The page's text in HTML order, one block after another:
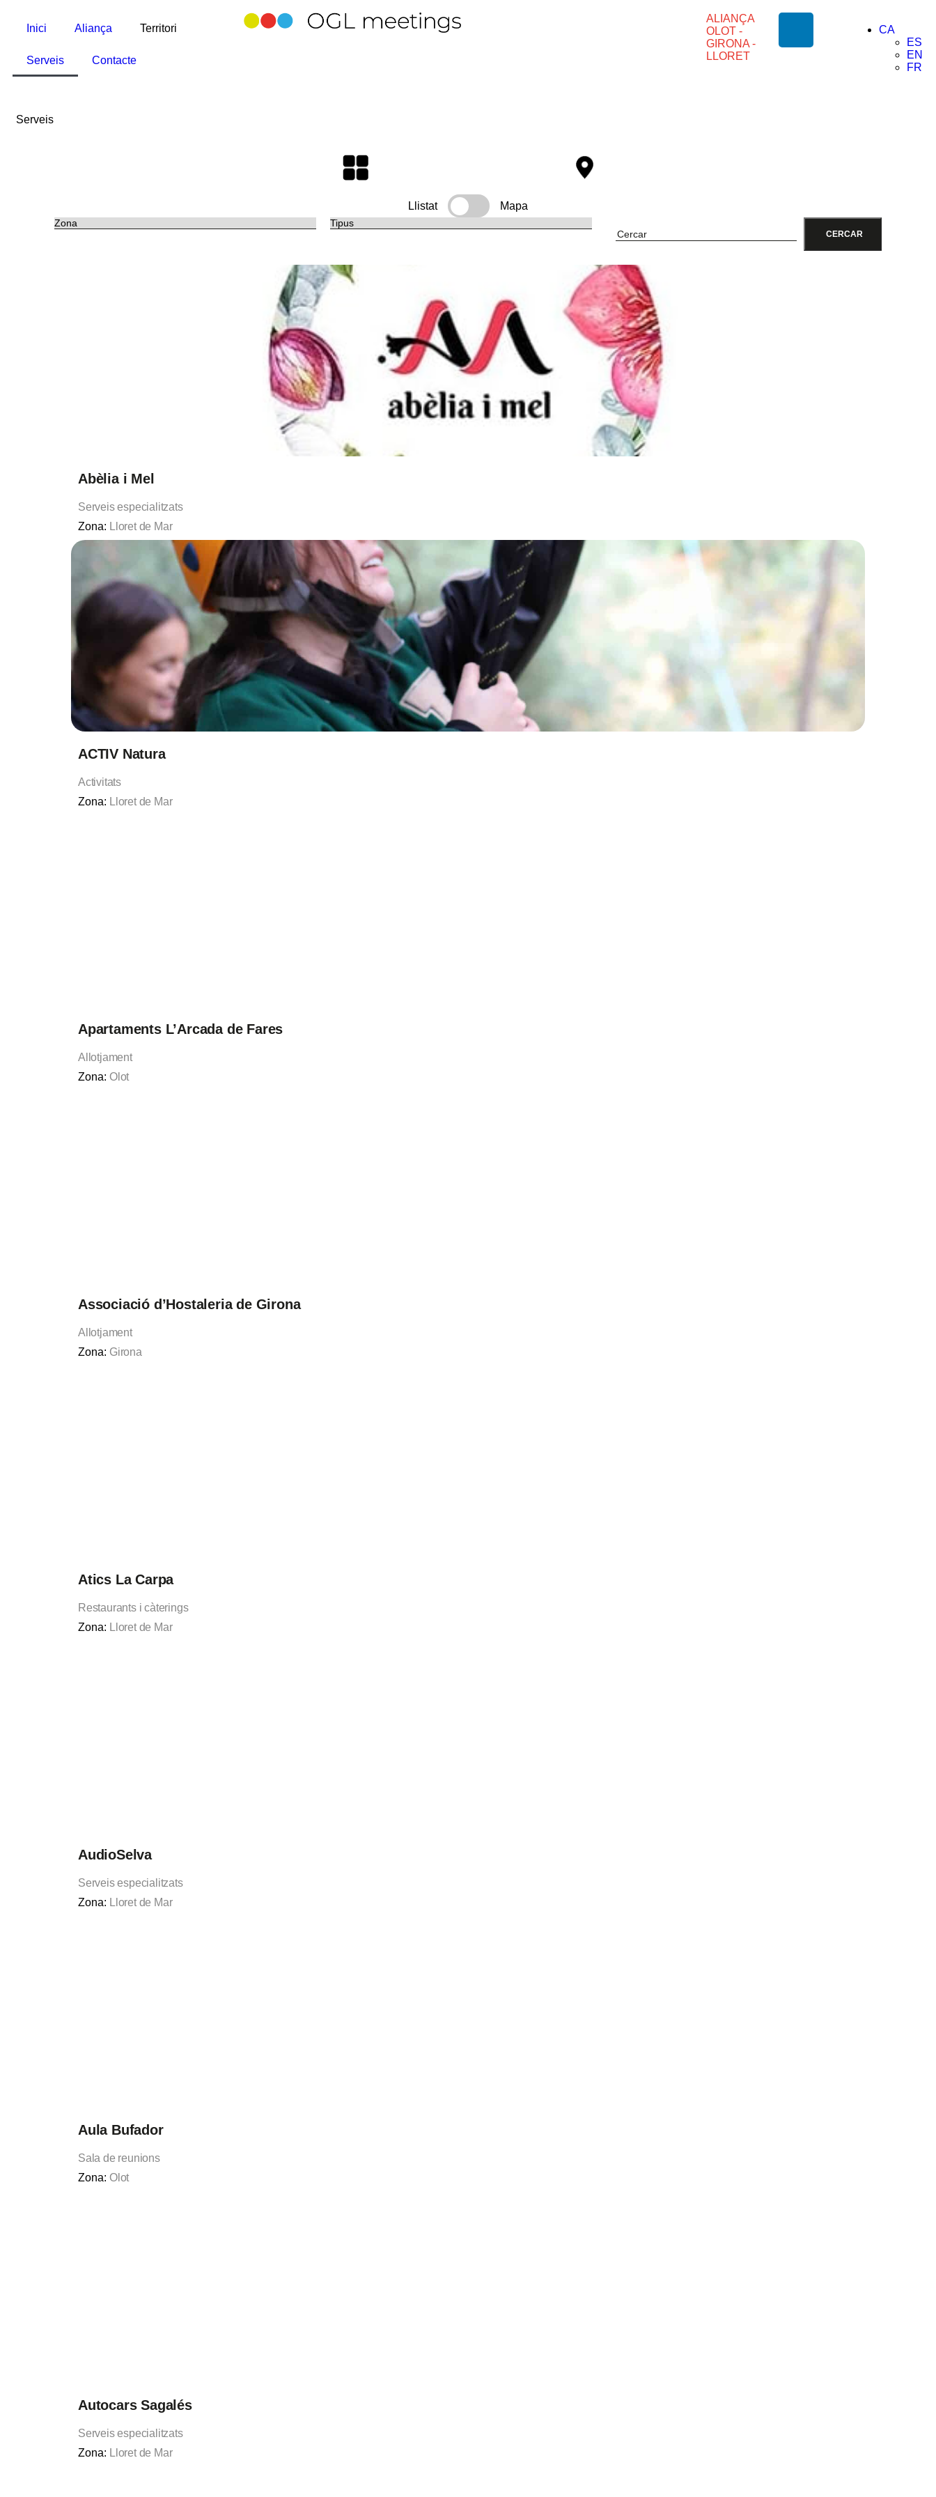
Inici Aliança Territori
Serveis Contacte
ALIANÇA
OLOT -
GIRONA -
LLORET
CA
ES
EN
FR
Serveis
Llistat Mapa
CERCAR
Abèlia i Mel
Serveis especialitzats
Zona: Lloret de Mar
ACTIV Natura
Activitats
Zona: Lloret de Mar
Apartaments L’Arcada de Fares
Allotjament
Zona: Olot
Associació d’Hostaleria de Girona
Allotjament
Zona: Girona
Atics La Carpa
Restaurants i càterings
Zona: Lloret de Mar
AudioSelva
Serveis especialitzats
Zona: Lloret de Mar
Aula Bufador
Sala de reunions
Zona: Olot
Autocars Sagalés
Serveis especialitzats
Zona: Lloret de Mar